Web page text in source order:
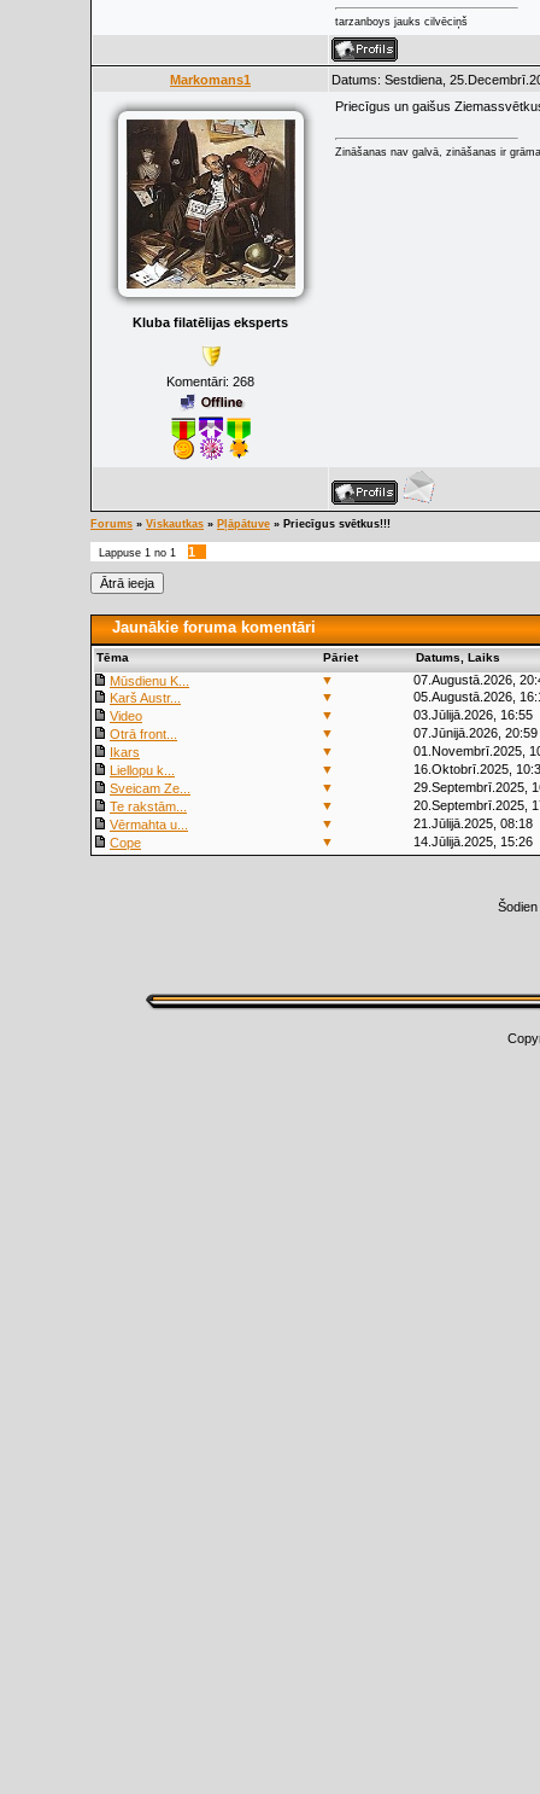
tarzanboys jauks cilvēciņš
Markomans1 Datums: Sestdiena,
Kluba filatēlijas eksperts
Komentāri: 268
Priecīgus un gaišus
Zināšanas nav galvā, zināšanas ir
Forums » Viskautkas » Pļāpātuve » Priecīgus svētkus!!!
Lappuse 1 no 1 1
Jaunākie foruma komentāri
Tēma Pāriet Datums, Laiks
Mūsdienu K... ▼
07.Augustā.2026,
Karš Austr...
▼
05.Augustā.2026,
Video
▼
03.Jūlijā.2026, 16:55
Otrā front...
▼
07.Jūnijā.2026, 20:59
Ikars
▼
01.Novembrī.2025,
Liellopu k...
▼
16.Oktobrī.2025,
Sveicam Ze...
▼
29.Septembrī.2025,
Te rakstām...
▼
20.Septembrī.2025,
Vērmahta u...
▼
21.Jūlijā.2025, 08:18
Cope
▼ 14.Jūlijā.2025, 15:26